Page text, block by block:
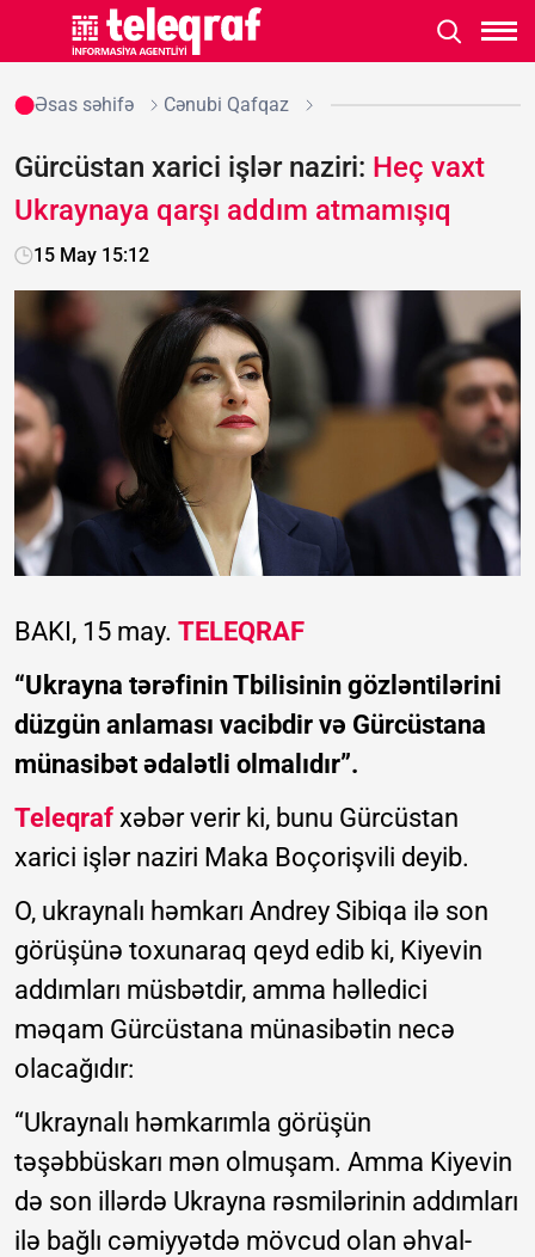
Əsas səhifə Cənubi Qafqaz
Gürcüstan xarici işlər naziri: Heç vaxt
Ukraynaya qarşı addım atmamışıq
15 May 15:12
BAKI, 15 may. TELEQRAF
“Ukrayna tərəfinin Tbilisinin gözləntilərini
düzgün anlaması vacibdir və Gürcüstana
münasibət ədalətli olmalıdır”.
Teleqraf xəbər verir ki, bunu Gürcüstan
xarici işlər naziri Maka Boçorişvili deyib.
O, ukraynalı həmkarı Andrey Sibiqa ilə son
görüşünə toxunaraq qeyd edib ki, Kiyevin
addımları müsbətdir, amma həlledici
məqam Gürcüstana münasibətin necə
olacağıdır:
“Ukraynalı həmkarımla görüşün
təşəbbüskarı mən olmuşam. Amma Kiyevin
də son illərdə Ukrayna rəsmilərinin addımları
ilə bağlı cəmiyyətdə mövcud olan əhval-